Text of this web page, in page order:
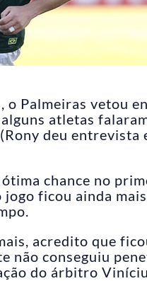
o Palmeiras vetou
atletas
deu entrevista
chance no
ficou ainda
acredito que
não conseguiu
do árbitro